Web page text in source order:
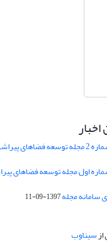
پیراشهری
اول مجله توسعه فضاهای
سامانه مجله1397-09-11
سیناوب